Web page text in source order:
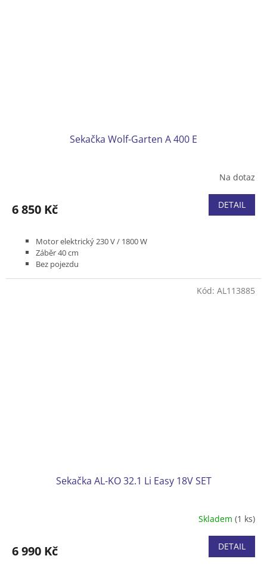
Sekačka Wolf-Garten A 400 E
Na dotaz
6 850 Kč DETAIL
Motor elektrický 230 V / 1800 W
Záběr 40 cm
Bez pojezdu
Sekačka AL-KO 32.1 Li Easy 18V SET
Skladem (1 ks)
6 990 Kč DETAIL
Kód: AL113885